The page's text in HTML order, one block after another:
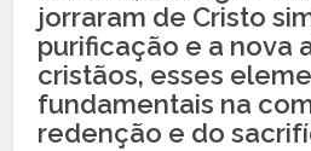
jorraram de Cristo
purificação e a nova
cristãos, esses
fundamentais na
redenção e do